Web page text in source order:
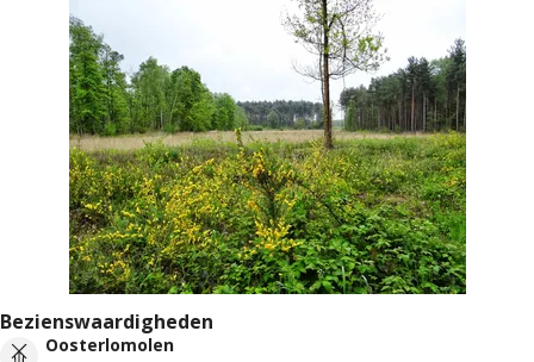
Bezienswaardigheden
Oosterlomolen